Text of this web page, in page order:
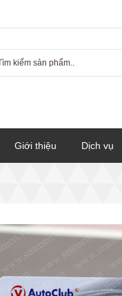
Giới thiệu Dịch vụ